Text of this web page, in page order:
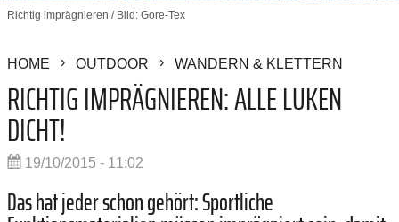
Richtig imprägnieren / Bild: Gore-Tex
HOME OUTDOOR WANDERN & KLETTERN
RICHTIG IMPRÄGNIEREN: ALLE LUKEN
DICHT!
19/10/2015 - 11:02
Das hat jeder schon gehört: Sportliche